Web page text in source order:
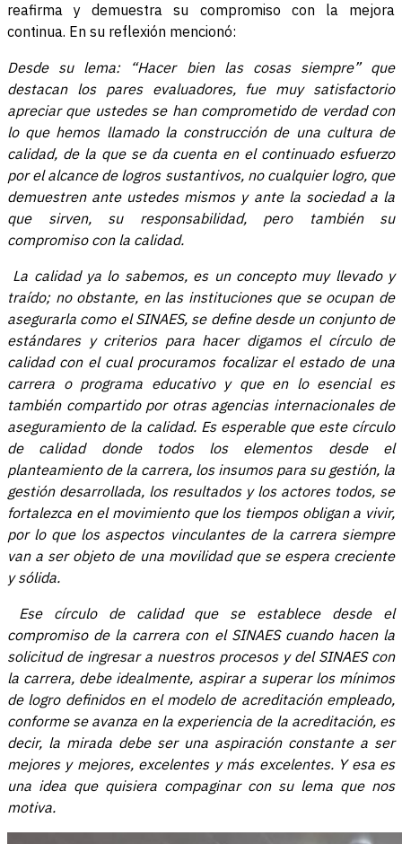
reafirma y demuestra su compromiso con la mejora
continua. En su reflexión mencionó:
Desde su lema: “Hacer bien las cosas siempre” que
destacan los pares evaluadores, fue muy satisfactorio
apreciar que ustedes se han comprometido de verdad con
lo que hemos llamado la construcción de una cultura de
calidad, de la que se da cuenta en el continuado esfuerzo
por el alcance de logros sustantivos, no cualquier logro, que
demuestren ante ustedes mismos y ante la sociedad a la
que sirven, su responsabilidad, pero también su
compromiso con la calidad.
La calidad ya lo sabemos, es un concepto muy llevado y
traído; no obstante, en las instituciones que se ocupan de
asegurarla como el SINAES, se define desde un conjunto de
estándares y criterios para hacer digamos el círculo de
calidad con el cual procuramos focalizar el estado de una
carrera o programa educativo y que en lo esencial es
también compartido por otras agencias internacionales de
aseguramiento de la calidad. Es esperable que este círculo
de calidad donde todos los elementos desde el
planteamiento de la carrera, los insumos para su gestión, la
gestión desarrollada, los resultados y los actores todos, se
fortalezca en el movimiento que los tiempos obligan a vivir,
por lo que los aspectos vinculantes de la carrera siempre
van a ser objeto de una movilidad que se espera creciente
y sólida.
Ese círculo de calidad que se establece desde el
compromiso de la carrera con el SINAES cuando hacen la
solicitud de ingresar a nuestros procesos y del SINAES con
la carrera, debe idealmente, aspirar a superar los mínimos
de logro definidos en el modelo de acreditación empleado,
conforme se avanza en la experiencia de la acreditación, es
decir, la mirada debe ser una aspiración constante a ser
mejores y mejores, excelentes y más excelentes. Y esa es
una idea que quisiera compaginar con su lema que nos
motiva.